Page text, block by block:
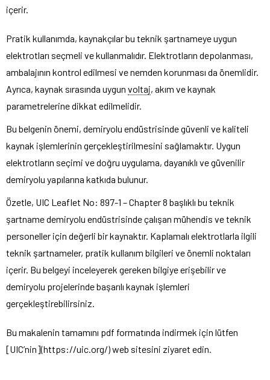
içerir.
Pratik kullanımda, kaynakçılar bu teknik şartnameye uygun
elektrotları seçmeli ve kullanmalıdır. Elektrotların depolanması,
ambalajının kontrol edilmesi ve nemden korunması da önemlidir.
Ayrıca, kaynak sırasında uygun voltaj, akım ve kaynak
parametrelerine dikkat edilmelidir.
Bu belgenin önemi, demiryolu endüstrisinde güvenli ve kaliteli
kaynak işlemlerinin gerçekleştirilmesini sağlamaktır. Uygun
elektrotların seçimi ve doğru uygulama, dayanıklı ve güvenilir
demiryolu yapılarına katkıda bulunur.
Özetle, UIC Leaflet No: 897-1 – Chapter 8 başlıklı bu teknik
şartname demiryolu endüstrisinde çalışan mühendis ve teknik
personeller için değerli bir kaynaktır. Kaplamalı elektrotlarla ilgili
teknik şartnameler, pratik kullanım bilgileri ve önemli noktaları
içerir. Bu belgeyi inceleyerek gereken bilgiye erişebilir ve
demiryolu projelerinde başarılı kaynak işlemleri
gerçekleştirebilirsiniz.
Bu makalenin tamamını pdf formatında indirmek için lütfen
[UIC’nin](https://uic.org/) web sitesini ziyaret edin.